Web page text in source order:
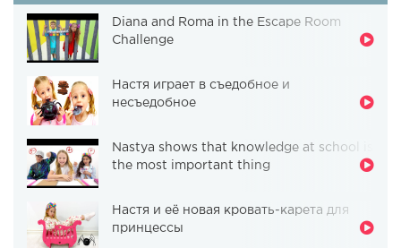
Diana and Roma in the Escape Room
Challenge
Настя играет в съедобное и
несъедобное
Nastya shows that knowledge at school is
the most important thing
Настя и её новая кровать-карета для
принцессы